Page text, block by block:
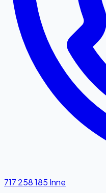
717 258 185 Inne